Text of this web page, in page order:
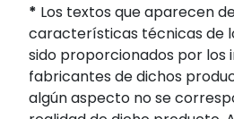
* Los textos que aparecen
características técnicas de
sido proporcionados por los
fabricantes de dichos
algún aspecto no se